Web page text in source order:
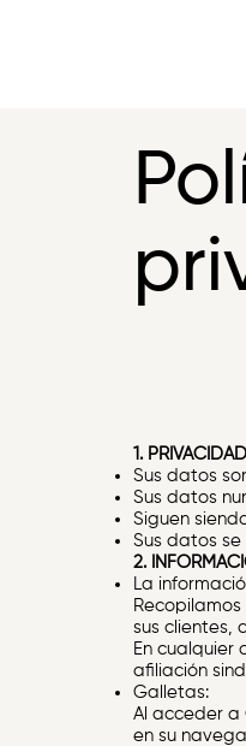
1.
Sus datos
Sus datos
Siguen
Sus datos
2.
La
sus clientes,
En cualquier
afiliación
Galletas:
Al acceder a
en su